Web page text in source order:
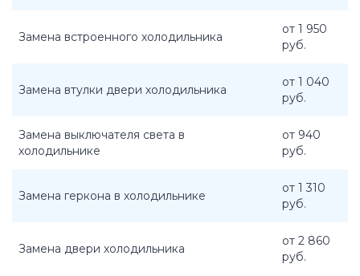
Замена встроенного холодильника
от 1 950
руб.
Замена втулки двери холодильника
от 1 040
руб.
Замена выключателя света в
холодильнике
от 940
руб.
Замена геркона в холодильнике
от 1 310
руб.
Замена двери холодильника
от 2 860
руб.